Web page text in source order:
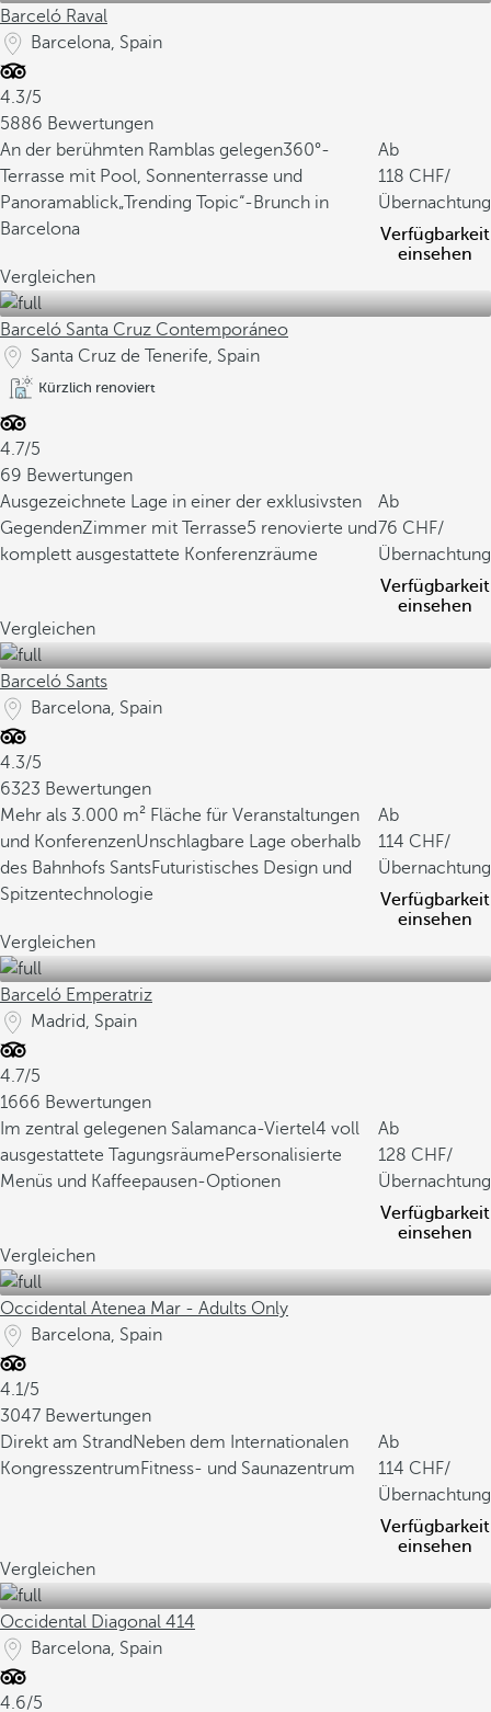
Barceló Raval
Barcelona, Spain
4.3/5
5886 Bewertungen
An der berühmten Ramblas gelegen360°-
Terrasse mit Pool, Sonnenterrasse und
Panoramablick„Trending Topic“-Brunch in
Barcelona
Ab
118
/
Übernachtung
Verfügbarkeit
einsehen
Vergleichen
Barceló Santa Cruz Contemporáneo
Santa Cruz de Tenerife, Spain
Kürzlich renoviert
4.7/5
69 Bewertungen
Ausgezeichnete Lage in einer der exklusivsten
GegendenZimmer mit Terrasse5 renovierte und
komplett ausgestattete Konferenzräume
Ab
76
/
Übernachtung
Verfügbarkeit
einsehen
Vergleichen
Barceló Sants
Barcelona, Spain
4.3/5
6323 Bewertungen
Mehr als 3.000 m² Fläche für Veranstaltungen
und KonferenzenUnschlagbare Lage oberhalb
des Bahnhofs SantsFuturistisches Design und
Spitzentechnologie
Ab
114
/
Übernachtung
Verfügbarkeit
einsehen
Vergleichen
Barceló Emperatriz
Madrid, Spain
4.7/5
1666 Bewertungen
Im zentral gelegenen Salamanca-Viertel4 voll
ausgestattete TagungsräumePersonalisierte
Menüs und Kaffeepausen-Optionen
Ab
128
/
Übernachtung
Verfügbarkeit
einsehen
Vergleichen
Occidental Atenea Mar - Adults Only
Barcelona, Spain
4.1/5
3047 Bewertungen
Direkt am Strand Neben dem Internationalen
KongresszentrumFitness- und Saunazentrum
Ab
114
/
Übernachtung
Verfügbarkeit
einsehen
Vergleichen
Occidental Diagonal 414
Barcelona, Spain
4.6/5